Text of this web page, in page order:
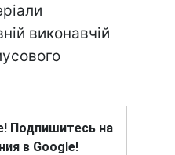
виконавчій
Подпишитесь на
в Google!